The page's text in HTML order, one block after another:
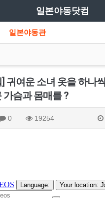
일본야동닷컴
일본야동관
귀여운 소녀 옷을 하나
가슴과 몸매를 ?
0 19254